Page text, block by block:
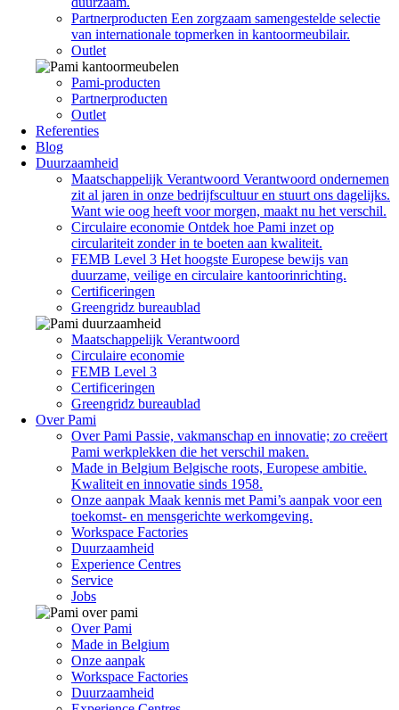
Partnerproducten Een zorgzaam samengestelde selectie
van internationale topmerken in kantoormeubilair.
Outlet
Pami-producten
Partnerproducten
Outlet
Referenties
Blog
Duurzaamheid
Maatschappelijk Verantwoord Verantwoord ondernemen
zit al jaren in onze bedrijfscultuur en stuurt ons dagelijks.
Want wie oog heeft voor morgen, maakt nu het verschil.
Circulaire economie Ontdek hoe Pami inzet op
circulariteit zonder in te boeten aan kwaliteit.
FEMB Level 3 Het hoogste Europese bewijs van
duurzame, veilige en circulaire kantoorinrichting.
Certificeringen
Greengridz bureaublad
Maatschappelijk Verantwoord
Circulaire economie
FEMB Level 3
Certificeringen
Greengridz bureaublad
Over Pami
Over Pami Passie, vakmanschap en innovatie; zo creëert
Pami werkplekken die het verschil maken.
Made in Belgium Belgische roots, Europese ambitie.
Kwaliteit en innovatie sinds 1958.
Onze aanpak Maak kennis met Pami’s aanpak voor een
toekomst- en mensgerichte werkomgeving.
Workspace Factories
Duurzaamheid
Experience Centres
Service
Jobs
Over Pami
Made in Belgium
Onze aanpak
Workspace Factories
Duurzaamheid